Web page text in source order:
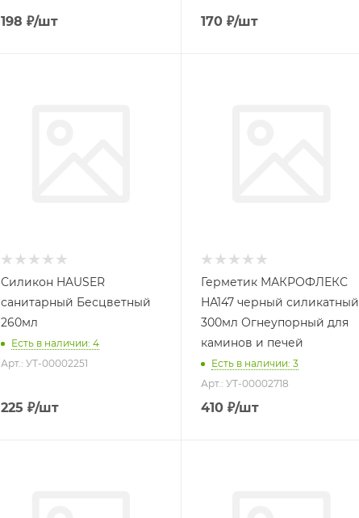
198 ₽/шт 170 ₽/шт
Силикон HAUSER
санитарный Бесцветный
260мл
Есть в наличии: 4
Арт.: УТ-00002251
225 ₽/шт
Герметик МАКРОФЛЕКС
НА147 черный силикатный
300мл Огнеупорный для
каминов и печей
Есть в наличии: 3
Арт.: УТ-00002718
410 ₽/шт